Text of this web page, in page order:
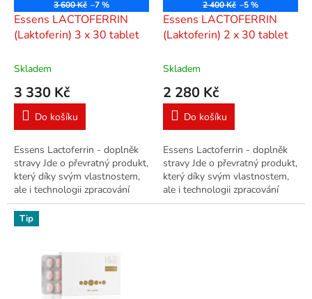
A
R
M
A
3 600 Kč –7 %
Essens LACTOFERRIN
(Laktoferin) 3 x 30 tablet
Skladem
3 330 Kč
Do košíku
Essens Lactoferrin - doplněk
stravy Jde o převratný produkt,
který díky svým vlastnostem,
ale i technologii zpracování
vysoce převyšuje obdobné
produkty s přídavkem...
A
R
M
A
2 400 Kč –5 %
Essens LACTOFERRIN
(Laktoferin) 2 x 30 tablet
Skladem
2 280 Kč
Do košíku
Essens Lactoferrin - doplněk
stravy Jde o převratný produkt,
který díky svým vlastnostem,
ale i technologii zpracování
vysoce převyšuje obdobné
Tip